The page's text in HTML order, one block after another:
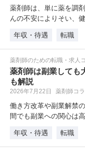
薬剤師は、単に薬を調
んの不安によりそい、
年収・待遇
転職
薬剤師のための転職・求人
薬剤師は副業しても
も解説
2026年7月22日 薬剤師コ
働き方改革や副業解禁
間でも副業への関心は
年収・待遇
転職